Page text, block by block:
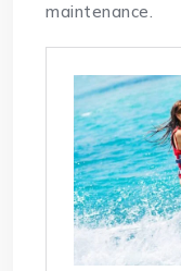
maintenance.